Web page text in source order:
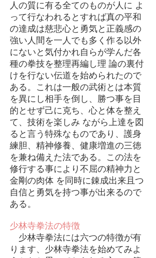
人の質に有る全てのものが人に よ
って行なわれるとすれば真の平和
の達成は慈悲心と勇気と正義感の
強い人間を一人でも多く作る以外
にないと気付かれ自らが学んだ各
種の拳技を整理再編し理 論の裏付
けを行ない伝道を始められたので
ある。これは一般の武術とは本質
を異にし相手を倒し、勝つ事を目
的とせず己に克ち、心と体を整え
て、技術を楽しみ ながら上達を図
ると言う特殊なものであり、護身
練胆、精神修養、健康増進の三徳
を兼ね備えた法である。この法を
修行する事により不屈の精神力と
金剛の肉体 を同時に錬成出来且つ
自信と勇気を持つ事が出来るので
ある。
少林寺拳法の特徴
少林寺拳法には六つの特徴が有
ります、少林寺拳法を始めてみよ